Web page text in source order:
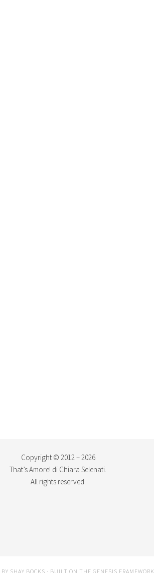
Copyright © 2012 – 2026
That’s Amore! di Chiara Selenati.
All rights reserved.
BY SHAY BOCKS · BUILT ON THE GENESIS FRAMEWORK